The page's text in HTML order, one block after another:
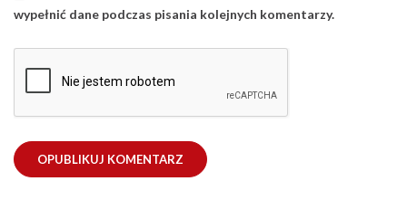
wypełnić dane podczas pisania kolejnych komentarzy.